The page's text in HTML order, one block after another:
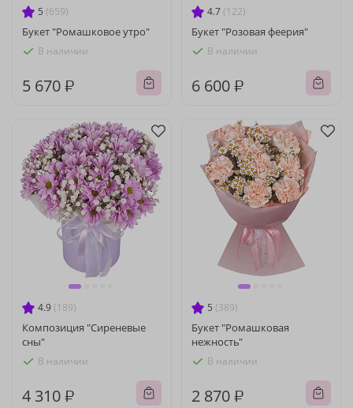
5 (659)
Букет "Ромашковое утро"
В наличии
5 670 ₽
4.7 (122)
Букет "Розовая феерия"
В наличии
6 600 ₽
4.9 (189)
Композиция "Сиреневые
сны"
В наличии
4 310 ₽
5 (389)
Букет "Ромашковая
нежность"
В наличии
2 870 ₽